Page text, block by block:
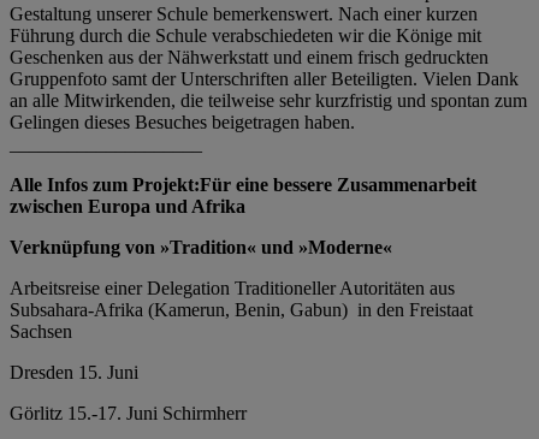
Gestaltung unserer Schule bemerkenswert. Nach einer kurzen
Führung durch die Schule verabschiedeten wir die Könige mit
Geschenken aus der Nähwerkstatt und einem frisch gedruckten
Gruppenfoto samt der Unterschriften aller Beteiligten. Vielen Dank
an alle Mitwirkenden, die teilweise sehr kurzfristig und spontan zum
Gelingen dieses Besuches beigetragen haben.
Alle Infos zum Projekt:Für eine bessere Zusammenarbeit
zwischen Europa und Afrika
Verknüpfung von »Tradition« und »Moderne«
Arbeitsreise einer Delegation Traditioneller Autoritäten aus
Subsahara-Afrika (Kamerun, Benin, Gabun) in den Freistaat
Sachsen
Dresden 15. Juni
Görlitz 15.-17. Juni Schirmherr